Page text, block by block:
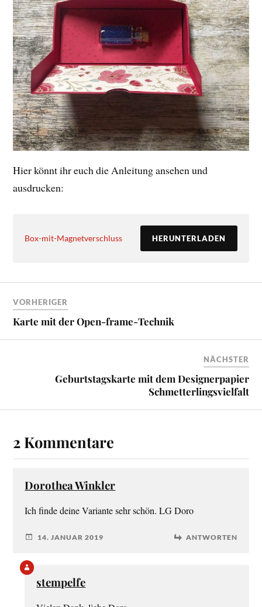
Hier könnt ihr euch die Anleitung ansehen und
ausdrucken:
Box-mit-Magnetverschluss HERUNTERLADEN
VORHERIGER
Karte mit der Open-frame-Technik
NÄCHSTER
Geburtstagskarte mit dem Designerpapier
Schmetterlingsvielfalt
2 Kommentare
Dorothea Winkler
Ich finde deine Variante sehr schön. LG Doro
14. JANUAR 2019 ANTWORTEN
stempelfe